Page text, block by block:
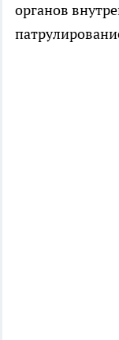
органов